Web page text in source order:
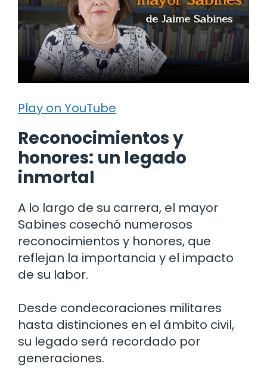
Play on YouTube
Reconocimientos y
honores: un legado
inmortal
A lo largo de su carrera, el mayor
Sabines cosechó numerosos
reconocimientos y honores, que
reflejan la importancia y el impacto
de su labor.
Desde condecoraciones militares
hasta distinciones en el ámbito civil,
su legado será recordado por
generaciones.